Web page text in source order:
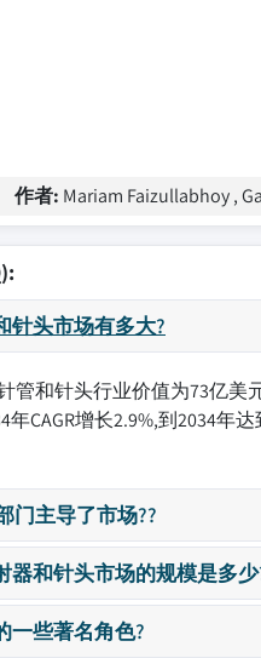
作者: Mariam Faizullabhoy ,
针头市场有多大?
管和针头行业价值为73亿美
年CAGR增长2.9%,到2034年达
门主导了市场??
器和针头市场的规模是多少
一些著名角色?